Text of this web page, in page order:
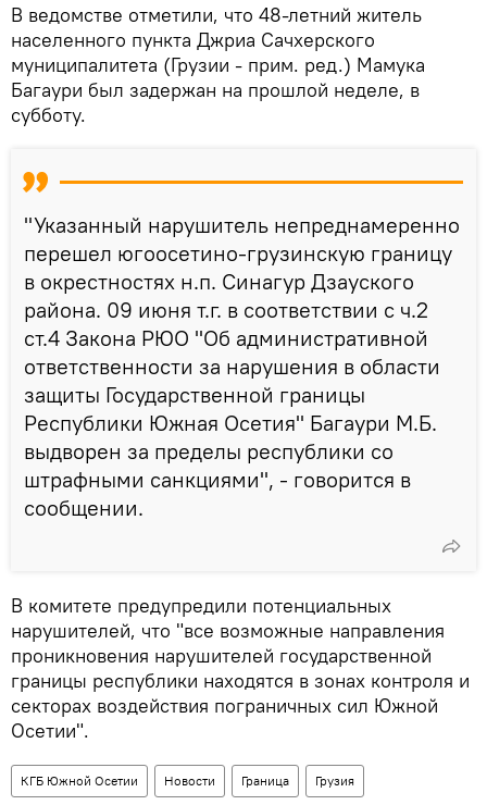
В ведомстве отметили, что 48-летний житель
населенного пункта Джриа Сачхерского
муниципалитета (Грузии - прим. ред.) Мамука
Багаури был задержан на прошлой неделе, в
субботу.
"Указанный нарушитель непреднамеренно
перешел югоосетино-грузинскую границу
в окрестностях н.п. Синагур Дзауского
района. 09 июня т.г. в соответствии с ч.2
ст.4 Закона РЮО "Об административной
ответственности за нарушения в области
защиты Государственной границы
Республики Южная Осетия" Багаури М.Б.
выдворен за пределы республики со
штрафными санкциями", - говорится в
сообщении.
В комитете предупредили потенциальных
нарушителей, что "все возможные направления
проникновения нарушителей государственной
границы республики находятся в зонах контроля и
секторах воздействия пограничных сил Южной
Осетии".
КГБ Южной Осетии Новости Граница Грузия